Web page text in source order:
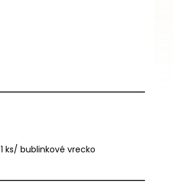
ks/ bublinkové vrecko